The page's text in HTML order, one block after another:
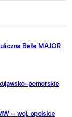
Belle MAJOR
pomorskie
– woj. opolskie